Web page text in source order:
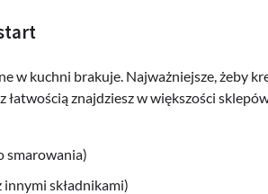
w kuchni brakuje. Najważniejsze, żeby
znajdziesz w większości
smarowania)
składnikami)